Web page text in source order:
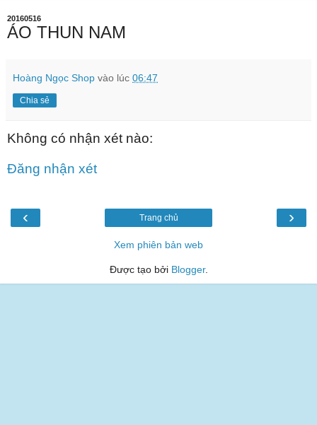
20160516
ÁO THUN NAM
Hoàng Ngọc Shop vào lúc 06:47
Chia sẻ
Không có nhận xét nào:
Đăng nhận xét
‹ ›
Trang chủ
Xem phiên bản web
Được tạo bởi Blogger.